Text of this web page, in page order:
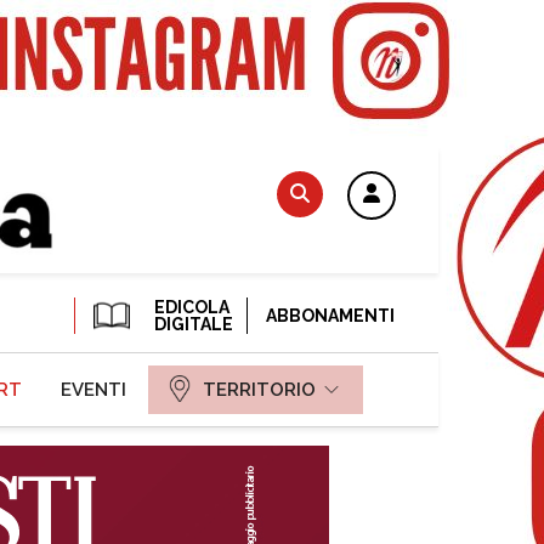
EDICOLA
DIGITALE
ABBONAMENTI
EVENTI TERRITORIO